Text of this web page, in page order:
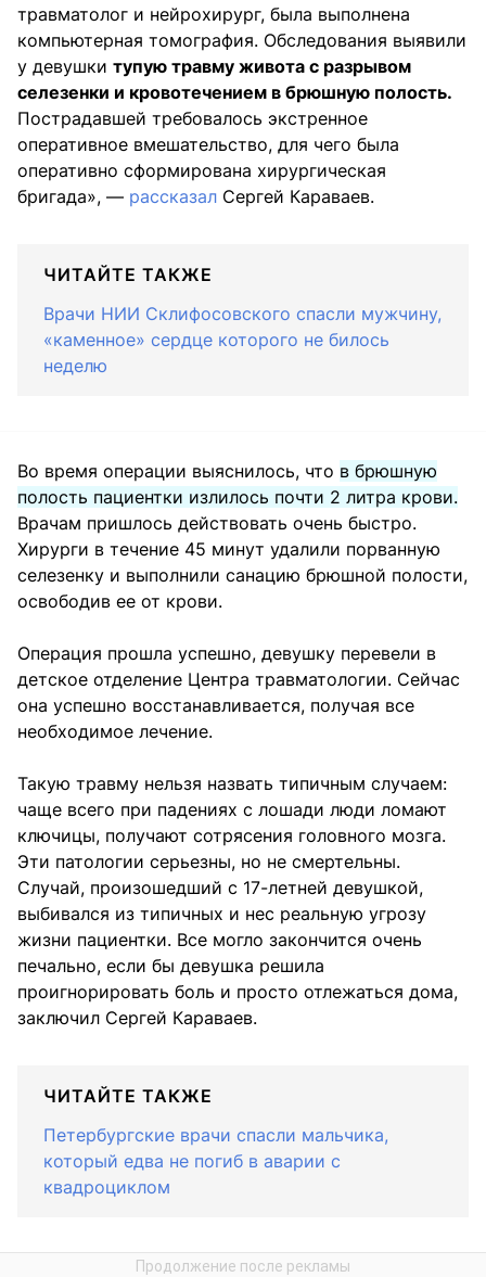
травматолог и нейрохирург, была выполнена
компьютерная томография. Обследования выявили
у девушки тупую травму живота с разрывом
селезенки и кровотечением в брюшную полость.
Пострадавшей требовалось экстренное
оперативное вмешательство, для чего была
оперативно сформирована хирургическая
бригада», — рассказал Сергей Караваев.
ЧИТАЙТЕ ТАКЖЕ
Врачи НИИ Склифосовского спасли мужчину,
«каменное» сердце которого не билось
неделю
Во время операции выяснилось, что в брюшную
полость пациентки излилось почти 2 литра крови.
Врачам пришлось действовать очень быстро.
Хирурги в течение 45 минут удалили порванную
селезенку и выполнили санацию брюшной полости,
освободив ее от крови.
Операция прошла успешно, девушку перевели в
детское отделение Центра травматологии. Сейчас
она успешно восстанавливается, получая все
необходимое лечение.
Такую травму нельзя назвать типичным случаем:
чаще всего при падениях с лошади люди ломают
ключицы, получают сотрясения головного мозга.
Эти патологии серьезны, но не смертельны.
Случай, произошедший с 17-летней девушкой,
выбивался из типичных и нес реальную угрозу
жизни пациентки. Все могло закончится очень
печально, если бы девушка решила
проигнорировать боль и просто отлежаться дома,
заключил Сергей Караваев.
ЧИТАЙТЕ ТАКЖЕ
Петербургские врачи спасли мальчика,
который едва не погиб в аварии с
квадроциклом